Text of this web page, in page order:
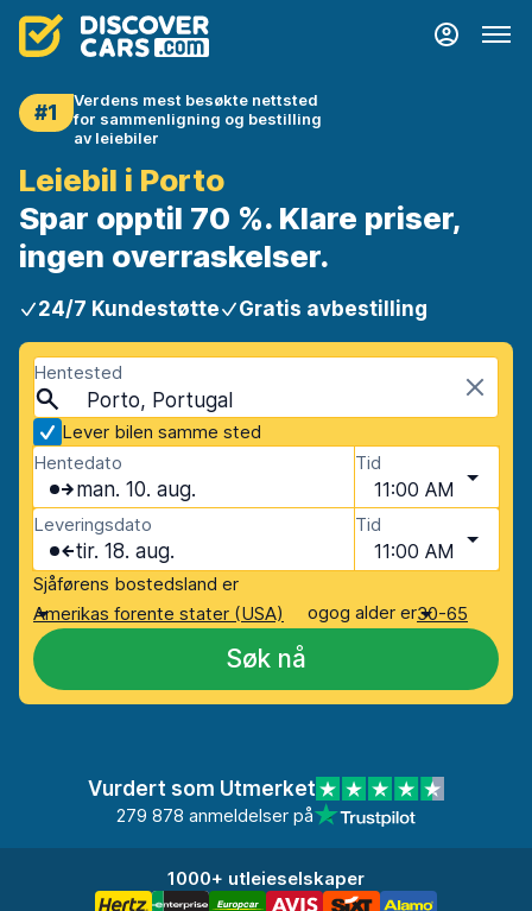
#1
Verdens mest besøkte nettsted
for sammenligning og bestilling
av leiebiler
Leiebil i Porto
Spar opptil 70 %. Klare priser,
ingen overraskelser.
24/7 Kundestøtte Gratis avbestilling
Hentested
Porto, Portugal
Lever bilen samme sted
Hentedato
man. 10. aug.
Tid
11:00 AM
Leveringsdato
tir. 18. aug.
Tid
11:00 AM
Sjåførens bostedsland er
Amerikas forente stater (USA)
ogog alder er30-65
Søk nå
Vurdert som Utmerket
279 878 anmeldelser på
1000+ utleieselskaper